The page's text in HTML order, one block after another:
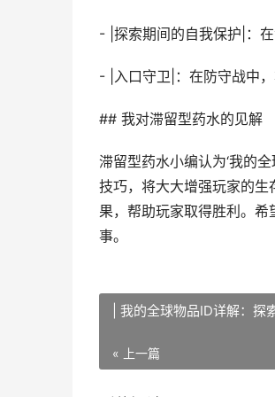
- |探索期间的自我保护|：
- |入口守卫|：在防守战中
## 我对滞留型药水的见解
滞留型药水小编认为‘我的
技巧，将大大增强玩家的
果，帮助玩家取得胜利。
事。
| 我的全球物品ID详解：探
« 上一篇